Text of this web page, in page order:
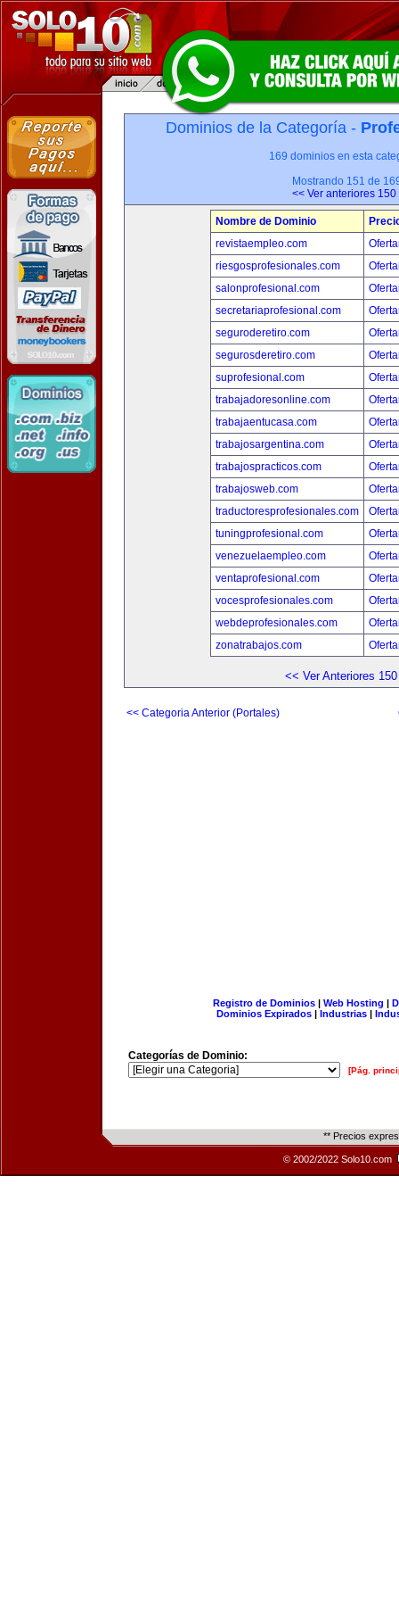
Dominios de la Categoría -
169 dominios en esta
Mostrando 151 de
<< Ver anteriores 150
Nombre de Dominio
revistaempleo.com
riesgosprofesionales.com
salonprofesional.com
secretariaprofesional.com
seguroderetiro.com
segurosderetiro.com
suprofesional.com
trabajadoresonline.com
trabajaentucasa.com
trabajosargentina.com
trabajospracticos.com
trabajosweb.com
traductoresprofesionales.com
tuningprofesional.com
venezuelaempleo.com
ventaprofesional.com
vocesprofesionales.com
webdeprofesionales.com
zonatrabajos.com
<< Ver Anteriores 150
<< Categoria Anterior (Portales)
Registro de Dominios| Web Hosting |
Dominios Expirados | Industrias |
Categorías de Dominio:
[Pág.
** Precios
© 2002/2022 Solo10.com